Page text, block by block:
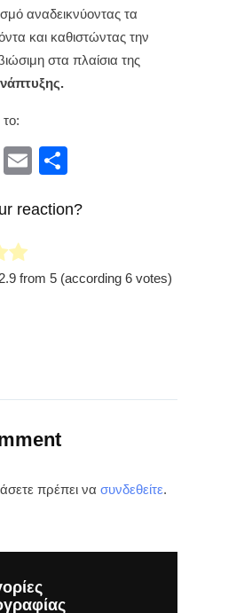
αναδεικνύοντας τα
και καθιστώντας την
στα πλαίσια της
το:
T
E
ail ρ
σ
reaction?
2.9 from 5 (according 6 votes)
πρέπει να συνδεθείτε.